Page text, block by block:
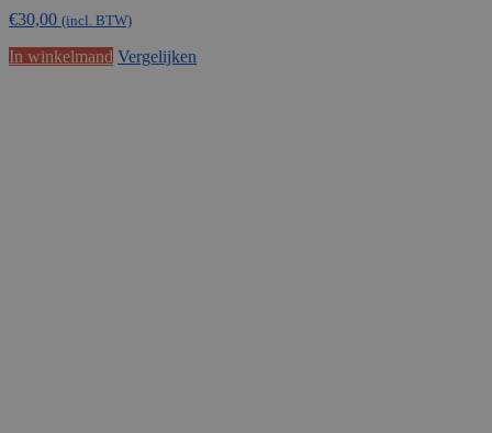
€30,00 (incl. BTW)
In winkelmand Vergelijken